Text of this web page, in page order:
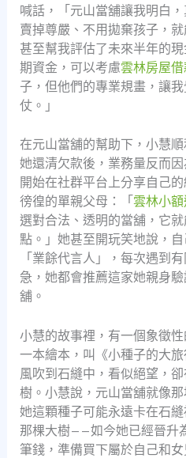
喊話，「元山當舖讓我明白
賣掉尊嚴、不用拋棄孩子，
甚至幫我評估了未來半年的
期資金，可以考慮雲林房屋
子，但他們的專業規畫，讓
仗。」
在元山當舖的幫助下，小慧
她還清欠款後，業務量反而
開始在社群平台上分享自己
徬徨的單親父母：「 雲林小
選對合法、透明的當舖，它
點。」她甚至開玩笑地說，
「業餘代言人」，每次遇到
急，她都會推薦這家她親身
舖。
小慧的故事裡，有一個象徵
一本繪本，叫《小種子的大
風吹到石縫中，看似絕望，
樹。小慧說，元山當舖就像
她這顆種子可能永遠卡在石
那棵大樹——如今她已經晉升
筆錢，準備買下屬於自己和女